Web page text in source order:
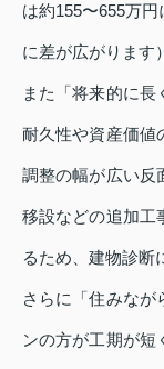
は約155〜655万
に差が広がります
また「将来的に長
耐久性や資産価値
調整の幅が広い反
移設などの追加工
るため、建物診断
さらに「住みなが
ンの方が工期が短